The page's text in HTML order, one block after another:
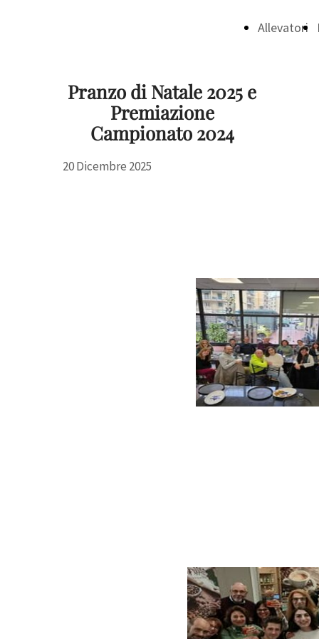
Allevatori
Pranzo di Natale 2025 e
Premiazione
Campionato 2024
20 Dicembre 2025